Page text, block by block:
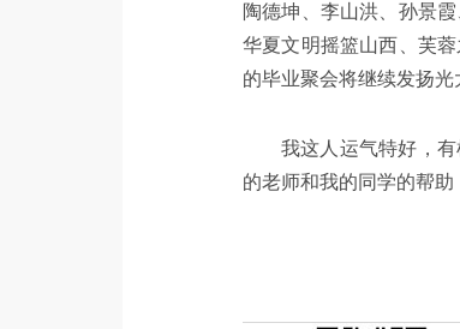
陶德坤、李山洪、孙景
华夏文明摇篮山西、芙
的毕业聚会将继续发扬光
我这人运气特好，
的老师和我的同学的帮助